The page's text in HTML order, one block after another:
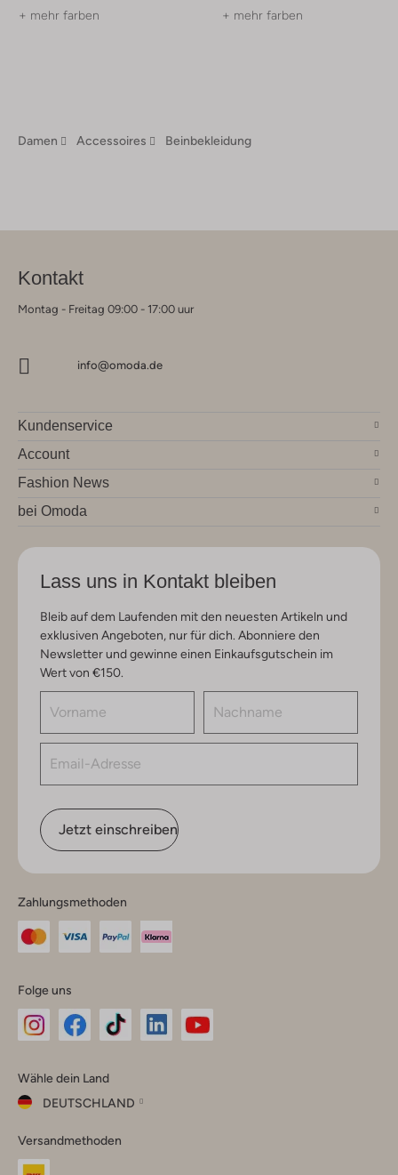
+ mehr farben + mehr farben
Damen Accessoires Beinbekleidung
Kontakt
Montag - Freitag 09:00 - 17:00 uur
info@omoda.de
Kundenservice
Account
Fashion News
bei Omoda
Lass uns in Kontakt bleiben
Bleib auf dem Laufenden mit den neuesten Artikeln und
exklusiven Angeboten, nur für dich. Abonniere den
Newsletter und gewinne einen Einkaufsgutschein im
Wert von €150.
Jetzt einschreiben
Zahlungsmethoden
Folge uns
Instagram
Facebook
TikTok
Wähle dein Land
DEUTSCHLAND
dein
Land
Versandmethoden